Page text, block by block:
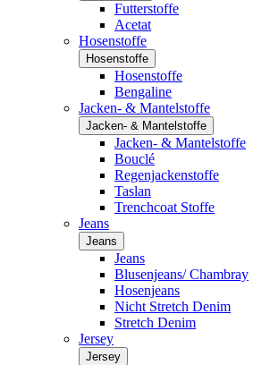
Futterstoffe
Acetat
Hosenstoffe
Hosenstoffe
Hosenstoffe
Bengaline
Jacken- & Mantelstoffe
Jacken- & Mantelstoffe
Jacken- & Mantelstoffe
Bouclé
Regenjackenstoffe
Taslan
Trenchcoat Stoffe
Jeans
Jeans
Jeans
Blusenjeans/ Chambray
Hosenjeans
Nicht Stretch Denim
Stretch Denim
Jersey
Jersey